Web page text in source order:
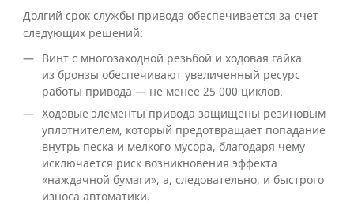
Долгий срок службы привода обеспечивается за счет
следующих решений:
Винт с многозаходной резьбой и ходовая гайка
из бронзы обеспечивают увеличенный ресурс
работы привода — не менее 25 000 циклов.
Ходовые элементы привода защищены резиновым
уплотнителем, который предотвращает попадание
внутрь песка и мелкого мусора, благодаря чему
исключается риск возникновения эффекта
«наждачной бумаги», а, следовательно, и быстрого
износа автоматики.